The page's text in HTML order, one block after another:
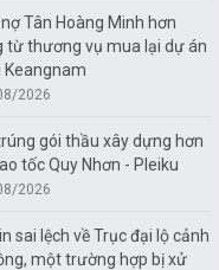
Tân Hoàng Minh hơn
từ thương vụ mua lại dự án
Keangnam
2026
gói thầu xây dựng hơn
tốc Quy Nhơn - Pleiku
2026
sai lệch về Trục đại lộ cảnh
một trường hợp bị xử